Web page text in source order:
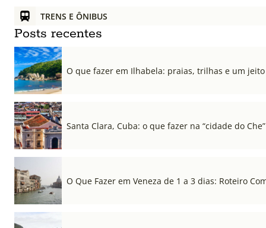
TRENS E ÔNIBUS
Posts recentes
O que fazer em Ilhabela: praias, trilhas e um
Santa Clara, Cuba: o que fazer na “cidade do Che”
O Que Fazer em Veneza de 1 a 3 dias: Roteiro